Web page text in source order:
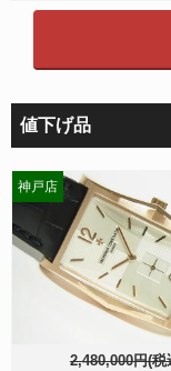
値下げ品
2,480,000円(税
神戸店